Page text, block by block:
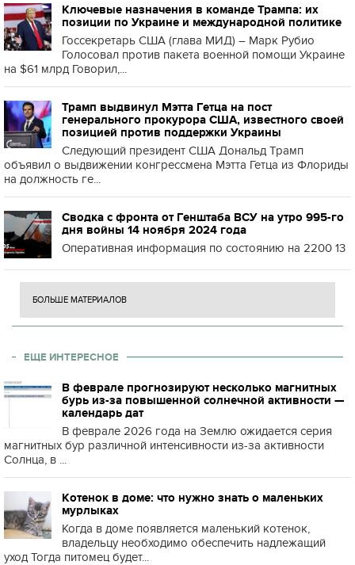
Ключевые назначения в команде Трампа: их
позиции по Украине и международной политике
Госсекретарь США (глава МИД) – Марк Рубио
Голосовал против пакета военной помощи Украине
на $61 млрд Говорил,...
Трамп выдвинул Мэтта Гетца на пост
генерального прокурора США, известного своей
позицией против поддержки Украины
Следующий президент США Дональд Трамп
объявил о выдвижении конгрессмена Мэтта Гетца из Флориды
на должность ге...
Сводка с фронта от Генштаба ВСУ на утро 995-го
дня войны 14 ноября 2024 года
Оперативная информация по состоянию на 2200 13
БОЛЬШЕ МАТЕРИАЛОВ
ЕЩЕ ИНТЕРЕСНОЕ
В феврале прогнозируют несколько магнитных
бурь из-за повышенной солнечной активности —
календарь дат
В феврале 2026 года на Землю ожидается серия
магнитных бур различной интенсивности из-за активности
Солнца, в ...
Котенок в доме: что нужно знать о маленьких
мурлыках
Когда в доме появляется маленький котенок,
владельцу необходимо обеспечить надлежащий
уход Тогда питомец будет...